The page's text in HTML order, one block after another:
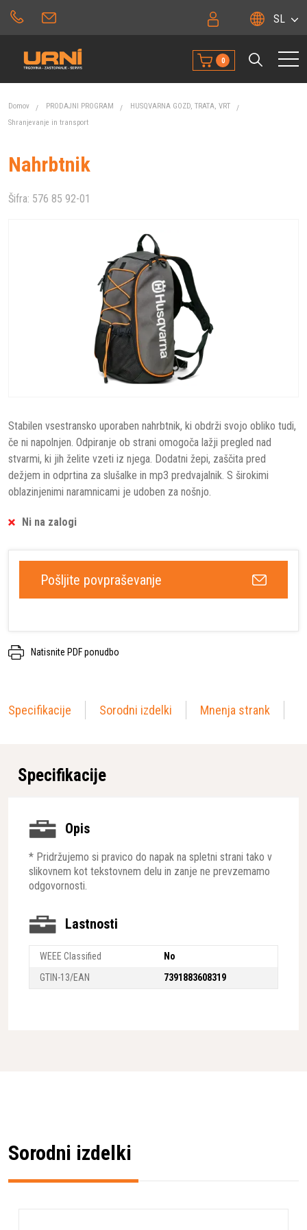
SL
0
Domov PRODAJNI PROGRAM
HUSQVARNA GOZD, TRATA, VRT
Shranjevanje in transport
Nahrbtnik
Šifra: 576 85 92-01
Stabilen vsestransko uporaben nahrbtnik, ki obdrži svojo obliko tudi,
če ni napolnjen. Odpiranje ob strani omogoča lažji pregled nad
stvarmi, ki jih želite vzeti iz njega. Dodatni žepi, zaščita pred
dežjem in odprtina za slušalke in mp3 predvajalnik. S širokimi
oblazinjenimi naramnicami je udoben za nošnjo.
Ni na zalogi
Pošljite povpraševanje
Natisnite PDF ponudbo
Specifikacije Sorodni izdelki Mnenja strank
Specifikacije
Opis
* Pridržujemo si pravico do napak na spletni strani tako v
slikovnem kot tekstovnem delu in zanje ne prevzemamo
odgovornosti.
Lastnosti
WEEE Classified
No
GTIN-13/EAN
7391883608319
Sorodni izdelki